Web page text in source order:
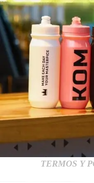
TERMOS Y